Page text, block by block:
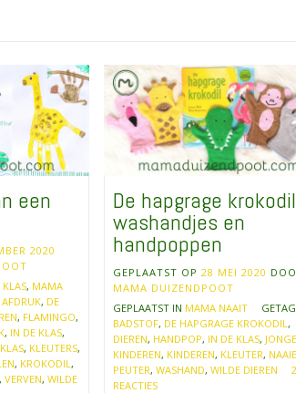
een
2020
, MAMA
AFDRUK, DE
, FLAMINGO,
, IN DE KLAS,
, KLEUTERS,
, KROKODIL ,
VERVEN, WILDE
De hapgrage krokodil
washandjes en
handpoppen
GEPLAATST OP28 MEI 2020
MAMA DUIZENDPOOT
GEPLAATST IN MAMA NAAIT
BADSTOF, DE HAPGRAGE KROKODIL ,
DIEREN, HANDPOP, IN DE KLAS, JONGE
KINDEREN, KINDEREN, KLEUTER,
PEUTER,WASHAND,WILDE DIEREN
2
REACTIES